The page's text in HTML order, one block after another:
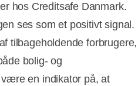
hos Creditsafe Danmark.
ses som et positivt signal.
tilbageholdende forbrugere,
bolig- og
en indikator på, at